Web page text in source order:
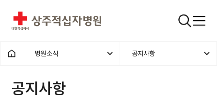
상주적십자병원 검색창
홈으로
병원소식 공지사항
공지사항